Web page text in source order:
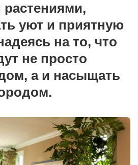
уют и приятную
на то, что
не просто
а и насыщать